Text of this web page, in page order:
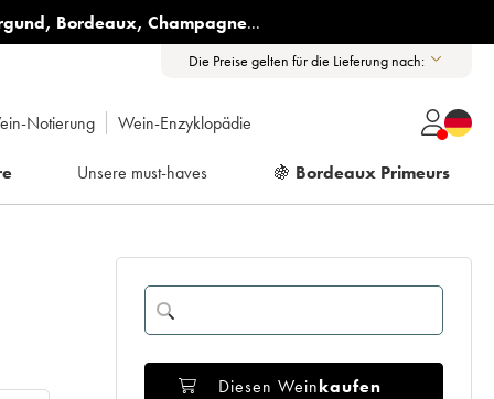
, Bordeaux, Champagne...
Die Preise gelten für die Lieferung nach:
Notierung Wein-Enzyklopädie
Unsere must-haves 🍇 Bordeaux Primeurs
Diesen Weinkaufen